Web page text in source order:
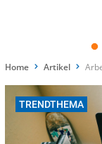
Home Artikel
TRENDTHEMA